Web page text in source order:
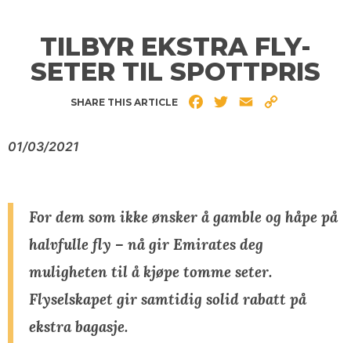
TILBYR EKSTRA FLY-
SETER TIL SPOTTPRIS
SHARE THIS ARTICLE FacebookTwitterEmail
01/03/2021
For dem som ikke ønsker å gamble og håpe på
halvfulle fly – nå gir Emirates deg
muligheten til å kjøpe tomme seter.
Flyselskapet gir samtidig solid rabatt på
ekstra bagasje.